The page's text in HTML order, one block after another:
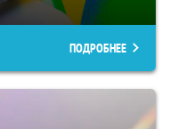
ПОДРОБНЕЕ